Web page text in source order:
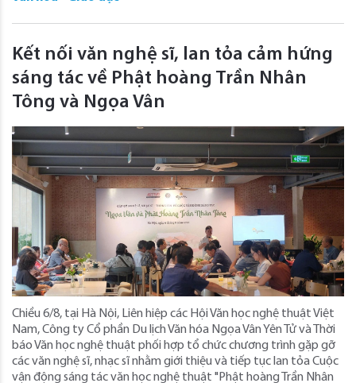
Kết nối văn nghệ sĩ, lan tỏa cảm hứng
sáng tác về Phật hoàng Trần Nhân
Tông và Ngọa Vân
Chiều 6/8, tại Hà Nội, Liên hiệp các Hội Văn học nghệ thuật Việt
Nam, Công ty Cổ phần Du lịch Văn hóa Ngọa Vân Yên Tử và Thời
báo Văn học nghệ thuật phối hợp tổ chức chương trình gặp gỡ
các văn nghệ sĩ, nhạc sĩ nhằm giới thiệu và tiếp tục lan tỏa Cuộc
vận động sáng tác văn học nghệ thuật "Phật hoàng Trần Nhân